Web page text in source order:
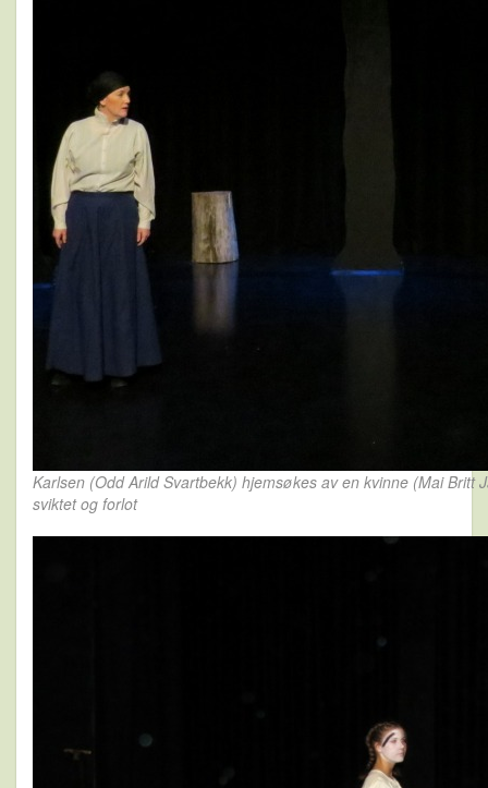
Karlsen (Odd Arild Svartbekk) hjemsøkes av en kvinne (Mai Britt
sviktet og forlot